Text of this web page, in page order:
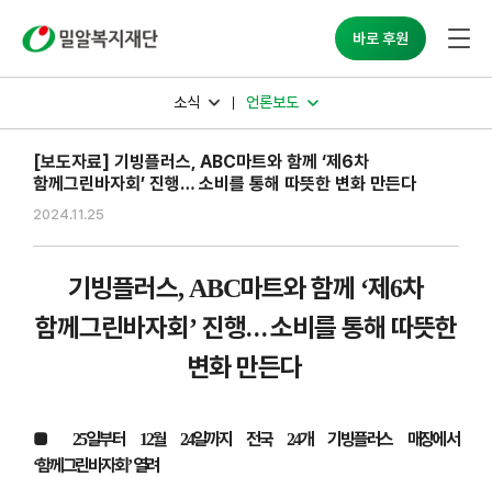
바로 후원
소식 언론보도
[보도자료] 기빙플러스, ABC마트와 함께 ‘제6차
함께그린바자회’ 진행… 소비를 통해 따뜻한 변화 만든다
2024.11.25
기빙플러스, ABC마트와 함께 ‘제6차
함께그린바자회 ’진행…소비를 통해 따뜻한
변화 만든다
■25일부터 12월 24일까지 전국24개 기빙플러스 매장에서
‘함께그린바자회’열려